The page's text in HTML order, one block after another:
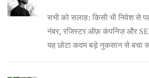
सभी को सलाह: किसी भी निवेश से
नंबर, रजिस्टर ऑफ़ कंपनिज़ और
यह छोटा कदम बड़े नुकसान से बचा